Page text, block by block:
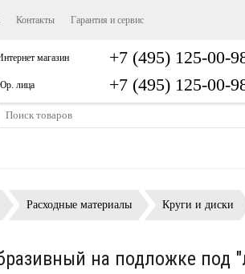
Контакты Гарантия и сервис
магазин +7 (495) 125-00-
лица +7 (495) 125-00-
Расходные материалы Круги и диски
на подложке под